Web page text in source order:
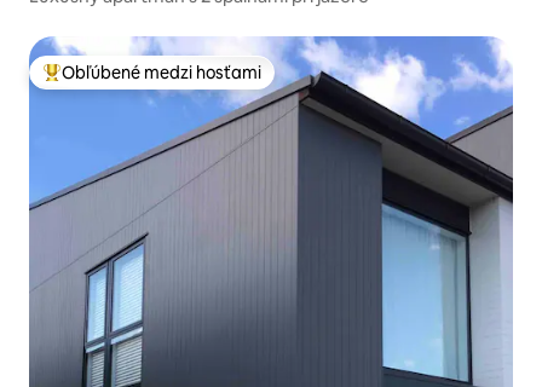
Najobľúbenejšie medzi hosťami
Obľúbené medzi hosťami